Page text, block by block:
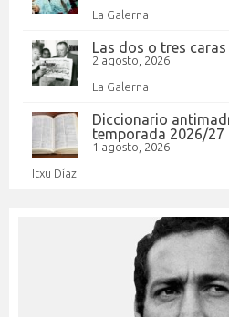
La Galerna
Las dos o tres
2 agosto, 2026
La Galerna
Diccionario
temporada 2026/27
1 agosto, 2026
Itxu Díaz